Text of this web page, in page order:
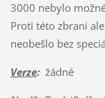
3000 nebylo
Proti této zbrani
neobešlo bez
Verze:žádné